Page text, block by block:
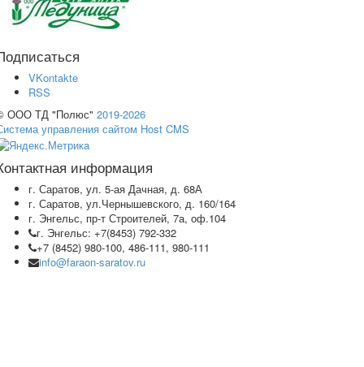
VKontakte
RSS
ООО ТД "Полюс" 2019-2026
управления сайтом Host CMS
информация
г. Саратов, ул. 5-ая Дачная, д. 68А
г. Саратов, ул.Чернышевского, д. 160/164
г. Энгельс, пр-т Строителей, 7а, оф.104
г. Энгельс: +7(8453) 792-332
+7 (8452) 980-100, 486-111, 980-111
info@faraon-saratov.ru